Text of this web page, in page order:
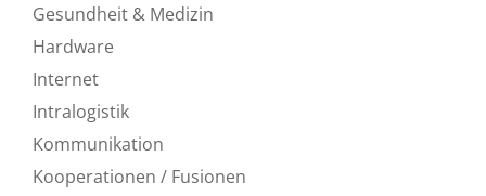
Gesundheit & Medizin
Hardware
Internet
Intralogistik
Kommunikation
Kooperationen / Fusionen